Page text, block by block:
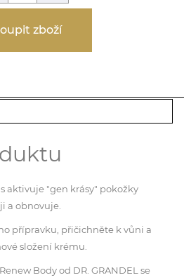
zboží
aktivuje "gen krásy" pokožky
a obnovuje.
přípravku, přičichněte k vůni a
složení krému.
Body od DR. GRANDEL se